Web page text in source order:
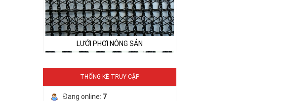
LƯỚI PHƠI NÔNG SẢN
THỐNG KÊ TRUY CẬP
Đang online: 7